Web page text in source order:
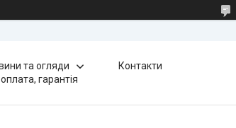
та огляди
Контакти
гарантія